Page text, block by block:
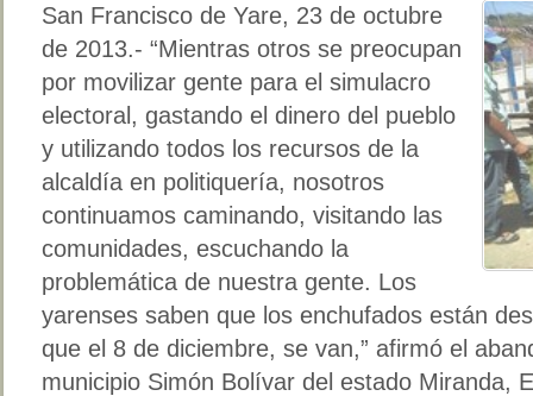
San Francisco de Yare, 23 de octubre
de 2013.- “Mientras otros se preocupan
por movilizar gente para el simulacro
electoral, gastando el dinero del pueblo
y utilizando todos los recursos de la
alcaldía en politiquería, nosotros
continuamos caminando, visitando las
comunidades, escuchando la
problemática de nuestra gente. Los
yarenses saben que los enchufados están
que el 8 de diciembre, se van,” afirmó el
municipio Simón Bolívar del estado Miranda,